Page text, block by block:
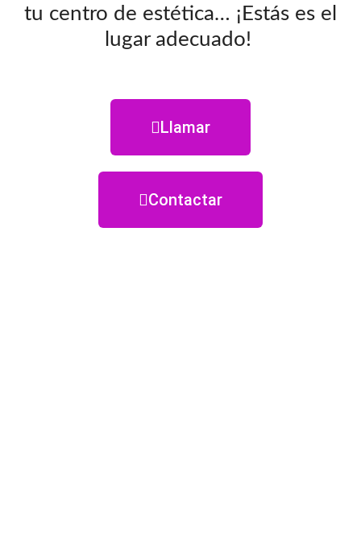
tu centro de estética… ¡Estás es el
lugar adecuado!
Llamar
Contactar